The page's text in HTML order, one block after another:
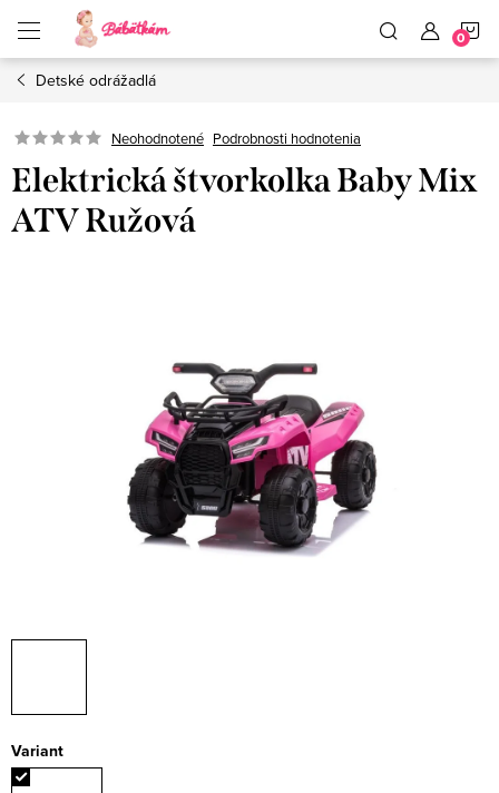
obsah
Detské odrážadlá
Neohodnotené Podrobnosti hodnotenia
Elektrická štvorkolka Baby Mix
ATV Ružová
Variant